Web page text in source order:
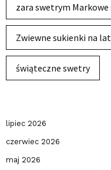
zara swetrym
Zwiewne sukienki na
świąteczne swetry
lipiec 2026
czerwiec 2026
maj 2026